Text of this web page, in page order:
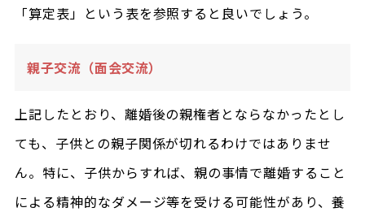
「算定表」という表を参照すると良いでしょう。
親子交流（面会交流）
上記したとおり、離婚後の親権者とならなかったとし
ても、子供との親子関係が切れるわけではありませ
ん。特に、子供からすれば、親の事情で離婚すること
による精神的なダメージ等を受ける可能性があり、養